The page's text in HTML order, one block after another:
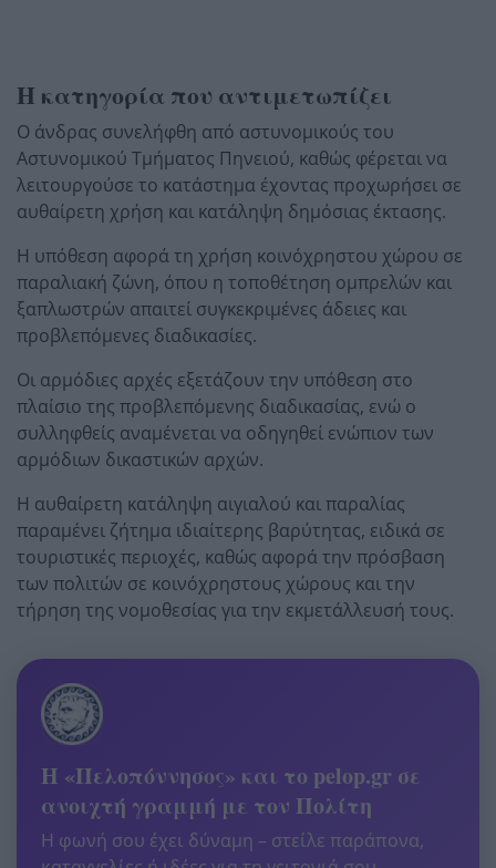
Η κατηγορία που αντιμετωπίζει
Ο άνδρας συνελήφθη από αστυνομικούς του
Αστυνομικού Τμήματος Πηνειού, καθώς φέρεται να
λειτουργούσε το κατάστημα έχοντας προχωρήσει σε
αυθαίρετη χρήση και κατάληψη δημόσιας έκτασης.
Η υπόθεση αφορά τη χρήση κοινόχρηστου χώρου σε
παραλιακή ζώνη, όπου η τοποθέτηση ομπρελών και
ξαπλωστρών απαιτεί συγκεκριμένες άδειες και
προβλεπόμενες διαδικασίες.
Οι αρμόδιες αρχές εξετάζουν την υπόθεση στο
πλαίσιο της προβλεπόμενης διαδικασίας, ενώ ο
συλληφθείς αναμένεται να οδηγηθεί ενώπιον των
αρμόδιων δικαστικών αρχών.
Η αυθαίρετη κατάληψη αιγιαλού και παραλίας
παραμένει ζήτημα ιδιαίτερης βαρύτητας, ειδικά σε
τουριστικές περιοχές, καθώς αφορά την πρόσβαση
των πολιτών σε κοινόχρηστους χώρους και την
τήρηση της νομοθεσίας για την εκμετάλλευσή τους.
Η «Πελοπόννησος» και το pelop.gr σε
ανοιχτή γραμμή με τον Πολίτη
Η φωνή σου έχει δύναμη – στείλε παράπονα,